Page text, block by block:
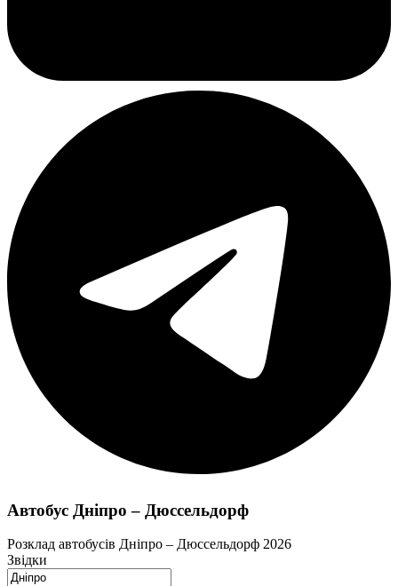
Автобус Дніпро – Дюссельдорф
Розклад автобусів Дніпро – Дюссельдорф 2026
Звідки